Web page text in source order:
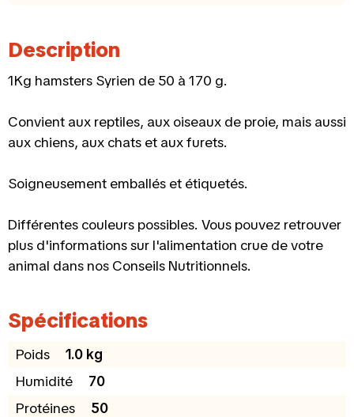
Description
1Kg hamsters Syrien de 50 à 170 g.
Convient aux reptiles, aux oiseaux de proie, mais aussi
aux chiens, aux chats et aux furets.
Soigneusement emballés et étiquetés.
Différentes couleurs possibles. Vous pouvez retrouver
plus d'informations sur l'alimentation crue de votre
animal dans nos Conseils Nutritionnels.
Spécifications
Poids
1.0 kg
Humidité
70
Protéines
50